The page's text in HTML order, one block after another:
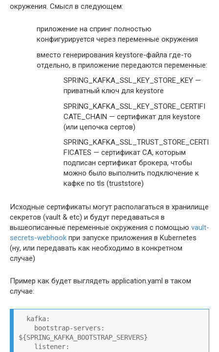
окружения. Смысл в следующем:
приложение на спринг полностью
конфигурируется через переменные окружения
вместо генерирования keystore-файла где-то
отдельно, в приложение передаются переменные:
SPRING_KAFKA_SSL_KEY_STORE_KEY —
приватный ключ для keystore
SPRING_KAFKA_SSL_KEY_STORE_CERTIFI
CATE_CHAIN — сертификат для keystore
(или цепочка сертов)
SPRING_KAFKA_SSL_TRUST_STORE_CERTI
FICATES — сертификат СА, которым
подписан сертификат брокера, чтобы
можно было выполнить подключение к
кафке по tls (truststore)
Исходные сертификаты могут располагаться в хранилище
секретов (vault & etc) и будут передаваться в
вышеописанные переменные окружения с помощью vault-
secrets-webhook при запуске приложения в Kubernetes
(ну, или передавать как необходимо в конкретном
случае)
Пример как будет выглядеть application.yaml в таком
случае:
${SPRING_KAFKA_BOOTSTRAP_SERVERS}